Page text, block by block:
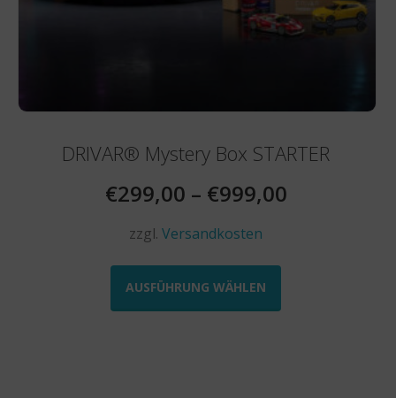
DRIVAR® Mystery Box STARTER
€299,00 – €999,00
zzgl.Versandkosten
AUSFÜHRUNG WÄHLEN